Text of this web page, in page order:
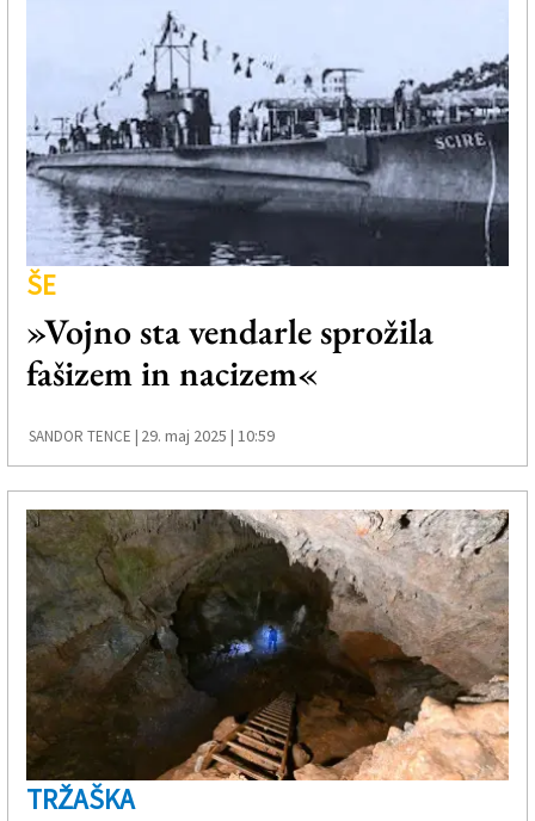
ŠE
»Vojno sta vendarle sprožila
fašizem in nacizem«
SANDOR TENCE | 29. maj 2025 | 10:59
TRŽAŠKA